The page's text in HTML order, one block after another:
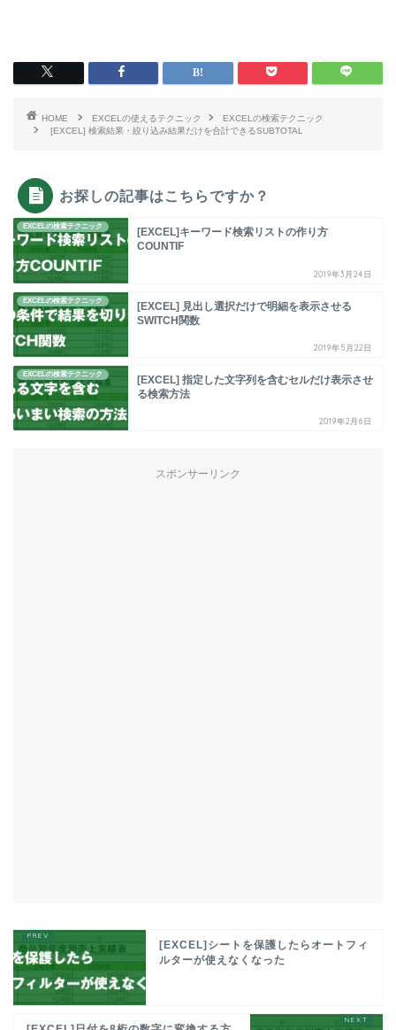
HOME EXCELの使えるテクニック
EXCELの検索テクニック
[EXCEL] 検索結果・絞り込み結果だけを合計できるSUBTOTAL
お探しの記事はこちらですか？
EXCELの検索テクニック
[EXCEL]キーワード検索リストの作り方
COUNTIF
2019年3月24日
EXCELの検索テクニック
[EXCEL] 見出し選択だけで明細を表示させる
SWITCH関数
2019年5月22日
EXCELの検索テクニック
[EXCEL] 指定した文字列を含むセルだけ表示させ
る検索方法
2019年2月6日
スポンサーリンク
[EXCEL]シートを保護したらオートフィ
ルターが使えなくなった